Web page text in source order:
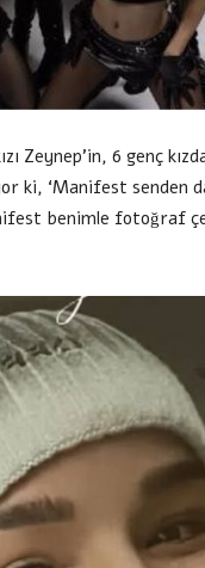
Zeynep’in, 6 genç
ki, ‘Manifest senden
benimle fotoğraf